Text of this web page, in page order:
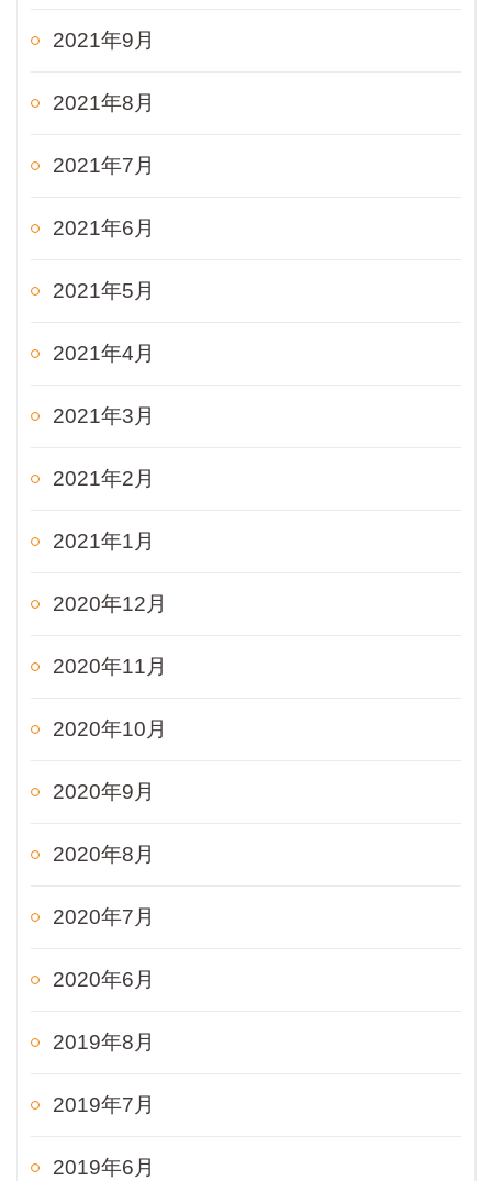
2021年9月
2021年8月
2021年7月
2021年6月
2021年5月
2021年4月
2021年3月
2021年2月
2021年1月
2020年12月
2020年11月
2020年10月
2020年9月
2020年8月
2020年7月
2020年6月
2019年8月
2019年7月
2019年6月